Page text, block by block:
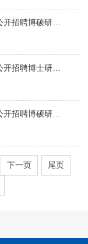
连云港市第一人民医院2026年公开招聘博硕研究生（一）第一批拟录用人员名单公示
连云港市第一人民医院2026年公开招聘博士研究生（一）入围体检人员名单公示
连云港市第一人民医院2026年公开招聘博硕研究生（一）入围体检人员名单公示
下一页 尾页